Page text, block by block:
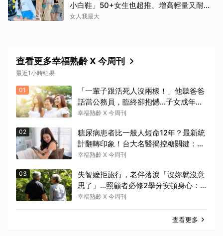
小白鞋」50+女生也超推、增高輕量又耐
走！
女人我最大
查看更多幸福熟齡 X 今周刊
最近1小時結果
01
「一輩子跟活死人沒兩樣！」他聽爸爸
話當公務員，臨終卻抱憾…子女成年
後，接納與欣賞就夠了
幸福熟齡 X 今周刊
02
糖尿病患者比一般人短命12年？最新統
計翻轉印象！台大名醫揭控糖關鍵：與
糖尿病為友、天長地久
幸福熟齡 X 今周刊
03
失智嬤拒旅行，老伴落淚「沒妳就沒意
思了」…照顧者必修2學分安頓身心：
現在「這樣」就好了
幸福熟齡 X 今周刊
查看更多